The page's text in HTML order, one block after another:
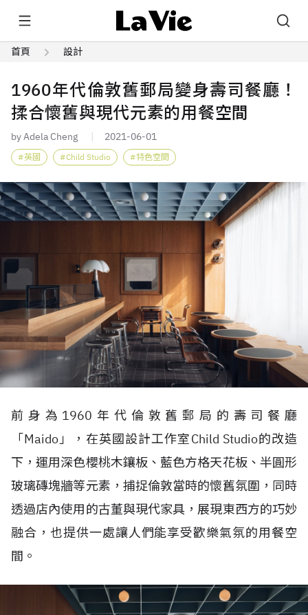
首頁 設計
1960年代倫敦舊郵局變身壽司餐廳！
揉合懷舊與現代元素的用餐空間
by Adela Cheng 2021-06-01
英國 Child Studio 特色空間
前身為1960年代倫敦舊郵局的壽司餐廳
「Maido」，在英國設計工作室Child Studio的改造
下，運用深色櫻桃木鑲板、藍色方格天花板、半圓形
玻璃磚塊牆等元素，捕捉倫敦當時的懷舊氛圍，同時
透過店內使用的古董與現代家具，展現東西方的巧妙
融合，也提供一處讓人們能享受歡樂氣氛的用餐空
間。